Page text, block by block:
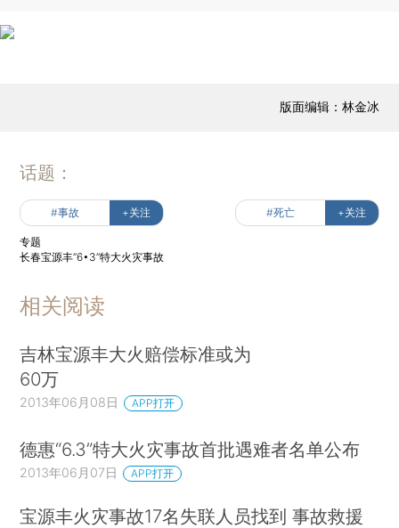
版面编辑：林金冰
话题：
#事故 +关注 #死亡 +关注
专题
长春宝源丰“6•3”特大火灾事故
相关阅读
吉林宝源丰大火赔偿标准或为
60万
2013年06月08日 APP打开
德惠“6.3”特大火灾事故首批遇难者名单公布
2013年06月07日 APP打开
宝源丰火灾事故17名失联人员找到 事故救援